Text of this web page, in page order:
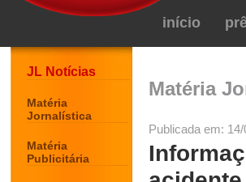
início
JL Notícias
Matéria
Jornalística
Matéria
Publicitária
Matéria
Publicada em: